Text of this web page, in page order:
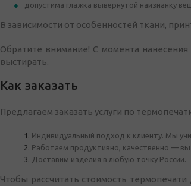
допустима глажка вывернутой наизнанку
В зависимости от особенностей ткани,
Обратите внимание! С момента
выстирать.
Как заказать
Предлагаем заказать услуги по
Индивидуальный подход к клиенту. Мы
Работаем продуктивно, качественно — вы
Доставим изделия в любую точку России.
Чтобы рассчитать стоимость